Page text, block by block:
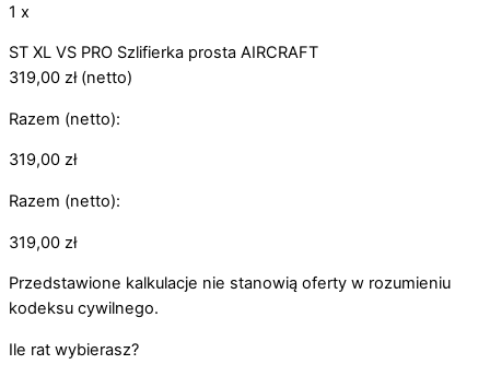
1 x
ST XL VS PRO Szlifierka prosta AIRCRAFT
319,00 zł(netto)
Razem (netto):
319,00 zł
Razem (netto):
319,00 zł
Przedstawione kalkulacje nie stanowią oferty w rozumieniu
kodeksu cywilnego.
Ile rat wybierasz?